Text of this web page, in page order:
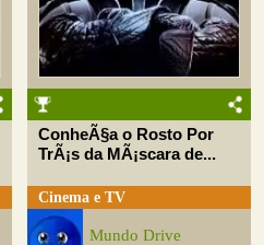
ConheÃ§a o Rosto Por
TrÃ¡s da MÃ¡scara de...
Cinema e TV
Mundo Drive